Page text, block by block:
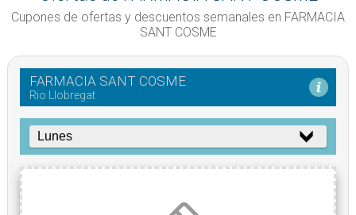
Cupones de ofertas y descuentos semanales en FARMACIA
SANT COSME
FARMACIA SANT COSME
Rio Llobregat